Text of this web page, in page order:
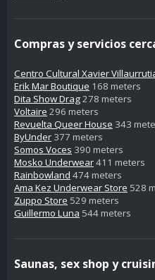
Compras y servicios
Centro Cultural Xavier
Erik Mar Boutique 168 meters
Dita Show Drag278 meters
Voltaire 296 meters
Revuelta Queer House 343
ByUnder 377 meters
Somos Voces 390 meters
Mosko Underwear411 meters
Rainbowland 474 meters
Ama Kez Underwear Store 528
Zuppo Store 529 meters
Guillermo Luna 544 meters
Saunas, sex shop y